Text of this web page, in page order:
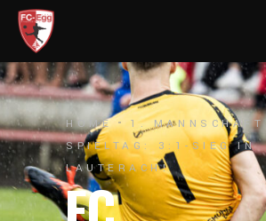
HOME 1. MANNSCHAFT
SPIELTAG: 3:1-SIEG IN
LAUTERACH!